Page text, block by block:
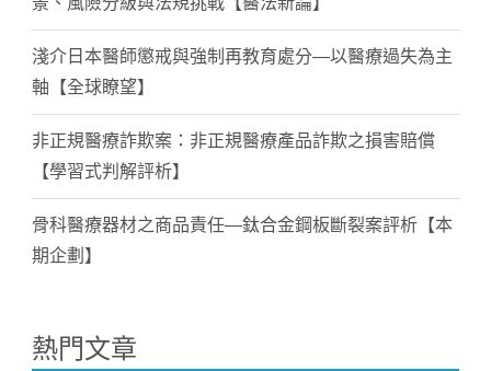
淺介日本醫師懲戒與強制再教育處分—以醫療過失為主
軸【全球瞭望】
非正規醫療詐欺案：非正規醫療產品詐欺之損害賠償
【學習式判解評析】
骨科醫療器材之商品責任—鈦合金鋼板斷裂案評析【本
期企劃】
熱門文章